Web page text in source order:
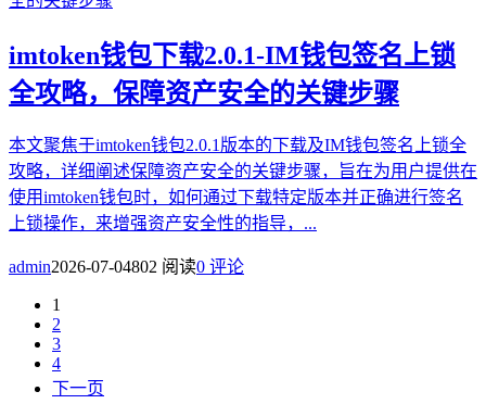
imtoken钱包下载2.0.1-IM钱包签名上锁
全攻略，保障资产安全的关键步骤
本文聚焦于imtoken钱包2.0.1版本的下载及IM钱包签名上锁全
攻略，详细阐述保障资产安全的关键步骤，旨在为用户提供在
使用imtoken钱包时，如何通过下载特定版本并正确进行签名
上锁操作，来增强资产安全性的指导，...
admin2026-07-04802 阅读0 评论
1
2
3
4
下一页